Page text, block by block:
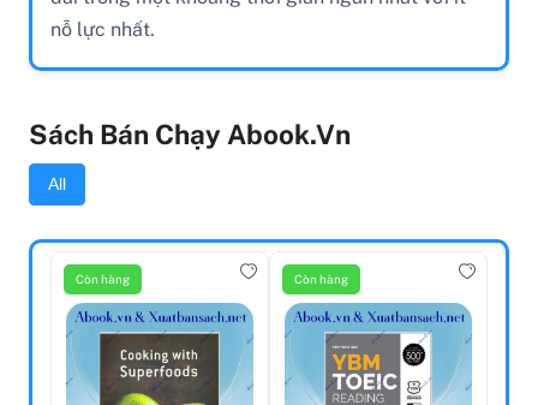
nỗ lực nhất.
Sách Bán Chạy Abook.vn
All
Còn hàng Còn hàng